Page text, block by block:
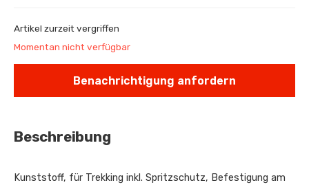
Artikel zurzeit vergriffen
Momentan nicht verfügbar
Benachrichtigung anfordern
Beschreibung
Kunststoff, für Trekking inkl. Spritzschutz, Befestigung am